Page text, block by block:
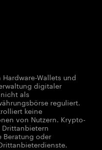
Wallets und
digitaler
als
reguliert.
keine
von Nutzern. Krypto-
Beratung oder